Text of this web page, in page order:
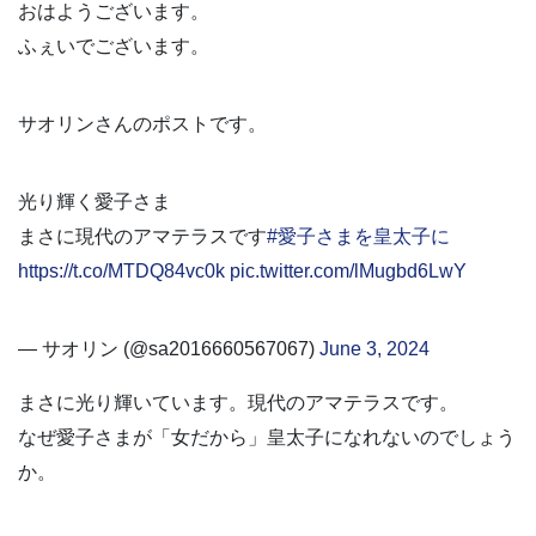
おはようございます。
ふぇいでございます。
サオリンさんのポストです。
光り輝く愛子さま
まさに現代のアマテラスです#愛子さまを皇太子に
https://t.co/MTDQ84vc0k pic.twitter.com/lMugbd6LwY
— サオリン (@sa2016660567067) June 3, 2024
まさに光り輝いています。現代のアマテラスです。
なぜ愛子さまが「女だから」皇太子になれないのでしょう
か。